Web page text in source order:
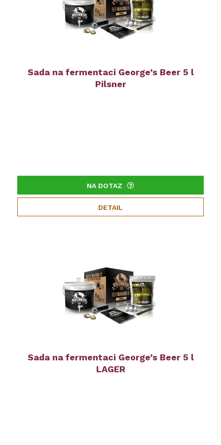
Sada na fermentaci George’s Beer 5 l
Pilsner
NA DOTAZ
DETAIL
Sada na fermentaci George’s Beer 5 l
LAGER